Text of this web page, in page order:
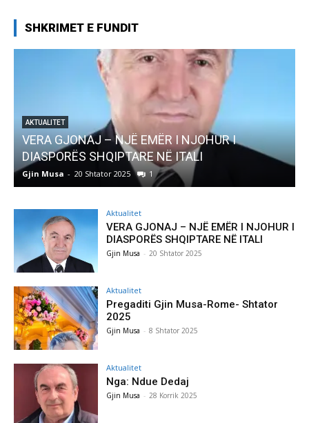
SHKRIMET E FUNDIT
AKTUALITET
VERA GJONAJ – NJË EMËR I NJOHUR I
DIASPORËS SHQIPTARE NË ITALI
Gjin Musa - 20 Shtator 2025 1
Aktualitet
VERA GJONAJ – NJË EMËR I NJOHUR I
DIASPORËS SHQIPTARE NË ITALI
Gjin Musa - 20 Shtator 2025
Aktualitet
Pregaditi Gjin Musa-Rome- Shtator
2025
Gjin Musa - 8 Shtator 2025
Aktualitet
Nga: Ndue Dedaj
Gjin Musa - 28 Korrik 2025